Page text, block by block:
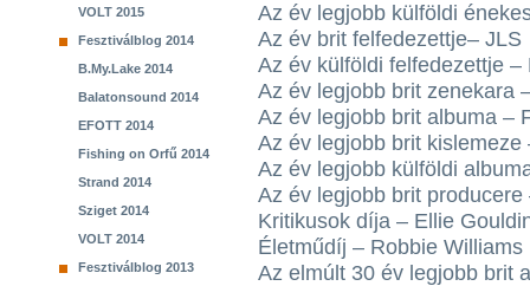
VOLT 2015
Fesztiválblog 2014
B.My.Lake 2014
Balatonsound 2014
EFOTT 2014
Fishing on Orfű 2014
Strand 2014
Sziget 2014
VOLT 2014
Fesztiválblog 2013
Az év legjobb külföldi
Az év brit felfedezettje– JLS
Az év külföldi felfedezettje –
Az év legjobb brit zenekara
Az év legjobb brit albuma –
Az év legjobb brit kislemeze
Az év legjobb külföldi
Az év legjobb brit
Kritikusok díja – Ellie
Életműdíj – Robbie Williams
Az elmúlt 30 év legjobb brit